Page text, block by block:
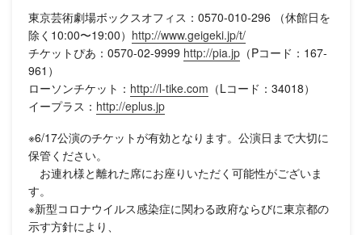
東京芸術劇場ボックスオフィス：0570-010-296 （休館日を
除く10:00〜19:00） http://www.geigeki.jp/t/
チケットぴあ：0570-02-9999 http://pia.jp （Pコード：167-
961）
ローソンチケット： http://l-tike.com （Lコード：34018）
イープラス： http://eplus.jp
※6/17公演のチケットが有効となります。公演日まで大切に
保管ください。
お連れ様と離れた席にお座りいただく可能性がございま
す。
※新型コロナウイルス感染症に関わる政府ならびに東京都の
示す方針により、